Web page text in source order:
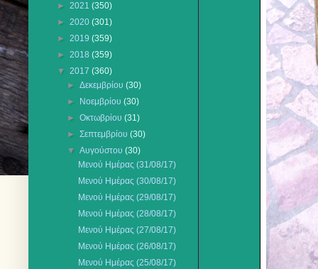
► 2021 (350)
► 2020 (301)
► 2019 (359)
► 2018 (359)
▼ 2017 (360)
►Δεκεμβρίου(30)
►
Νοεμβρίου(30)
►Οκτωβρίου(31)
►Σεπτεμβρίου(30)
▼Αυγούστου(30)
Μενού Ημέρας (31/08/17)
Μενού Ημέρας (30/08/17)
Μενού Ημέρας (29/08/17)
Μενού Ημέρας (28/08/17)
Μενού Ημέρας (27/08/17)
Μενού Ημέρας (26/08/17)
Μενού Ημέρας (25/08/17)